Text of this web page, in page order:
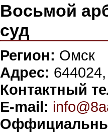
Восьмой
суд
Регион: Омск
Адрес:
Контактный
E-mail: